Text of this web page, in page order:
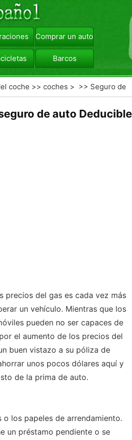
Comprar un automóvil
Barcos
coche >>coches > >> Seguro de
de auto Deducible
precios del gas es cada vez más
un vehículo. Mientras que los
pueden no ser capaces de
el aumento de los precios del
buen vistazo a su póliza de
unos pocos dólares aquí y
de la prima de auto.
o los papeles de arrendamiento.
un préstamo pendiente o se